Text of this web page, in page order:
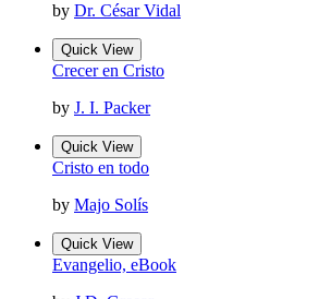
by Dr. César Vidal
Quick View
Crecer en Cristo
by J. I. Packer
Quick View
Cristo en todo
by Majo Solís
Quick View
Evangelio, eBook